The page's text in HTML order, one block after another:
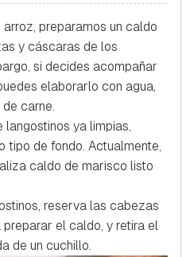
preparamos un caldo
y cáscaras de los
si decides acompañar
elaborarlo con agua,
de carne.
ya limpias,
tipo de fondo. Actualmente,
caldo de marisco listo
reserva las cabezas
el caldo, y retira el
de un cuchillo.